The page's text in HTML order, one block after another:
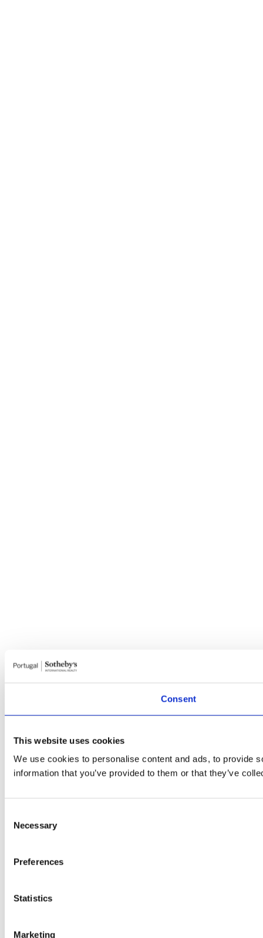
Consent
This website uses cookies
We use cookies to personalise content and ads, to provide
information that you’ve provided to them or that they’ve
Selection
Necessary
Preferences
Statistics
Marketing